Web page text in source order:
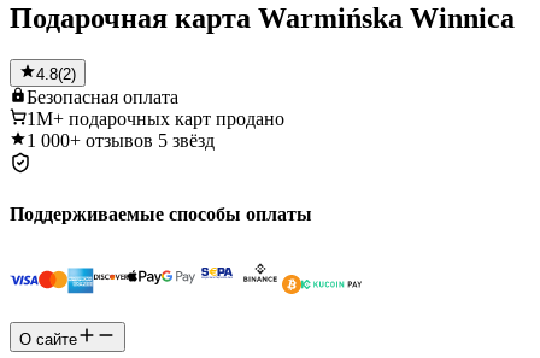
Подарочная карта Warmińska Winnica
4.8(2)
Безопасная оплата
1M+ подарочных карт продано
1 000+ отзывов 5 звёзд
Поддерживаемые способы оплаты
О сайте